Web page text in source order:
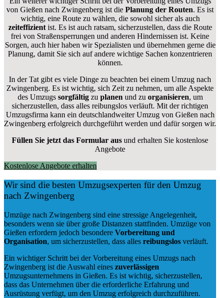
von Gießen nach Zwingenberg ist die Planung der Routen. Es ist
wichtig, eine Route zu wählen, die sowohl sicher als auch
zeiteffizientist. Es ist auch ratsam, sicherzustellen, dass die Route
frei von Straßensperrungen und anderen Hindernissen ist. Keine
Sorgen, auch hier haben wir Spezialisten und übernehmen gerne die
Planung, damit Sie sich auf andere wichtige Sachen konzentrieren
können.
In der Tat gibt es viele Dinge zu beachten bei einem Umzug nach
Zwingenberg. Es ist wichtig, sich Zeit zu nehmen, um alle Aspekte
des Umzugs sorgfältigzu planen und zu organisieren, um
sicherzustellen, dass alles reibungslos verläuft. Mit der richtigen
Umzugsfirma kann ein deutschlandweiter Umzug von Gießen nach
Zwingenberg erfolgreich durchgeführt werden und dafür sorgen wir.
Füllen Sie jetzt das Formular aus und erhalten Sie kostenlose
Angebote
Kostenlose Angebote erhalten
Wir sind die besten Umzugsexperten für den Umzug
nach Zwingenberg
Umzüge nach Zwingenberg sind eine stressige Angelegenheit,
besonders wenn sie über große Distanzen stattfinden. Umzüge von
Gießen erfordern jedoch besondere Vorbereitung und
Organisation, um sicherzustellen, dass alles reibungslos verläuft.
Ein wichtiger Schritt bei der Vorbereitung eines Umzugs nach
Zwingenberg ist die Auswahl eines zuverlässigen
Umzugsunternehmens in Gießen. Es ist wichtig, sicherzustellen,
dass das Unternehmen über die erforderliche Erfahrung und
Ausrüstung verfügt, um den Umzug erfolgreich durchzuführen.